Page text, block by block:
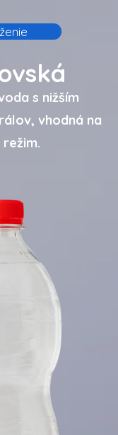
s nižším
vhodná na